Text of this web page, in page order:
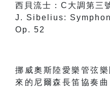
西貝流士：C大調第三
J. Sibelius:
Op. 52
挪威奧斯陸愛樂管弦
來的尼爾森長笛協奏